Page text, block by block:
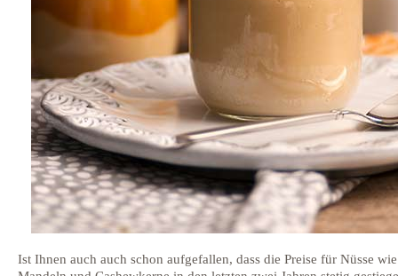
Ist Ihnen auch auch schon aufgefallen, dass die Preise für Nüsse wie